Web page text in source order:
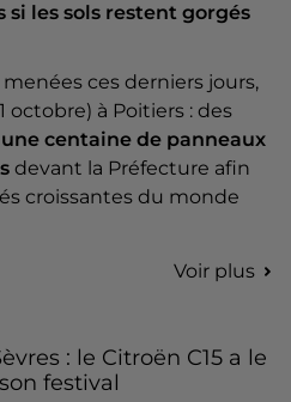
si les sols restent gorgés
ces derniers jours,
à Poitiers : des
une centaine de panneaux
devant la Préfecture afin
croissantes du monde
Voir plus
: le Citroën C15 a le
festival